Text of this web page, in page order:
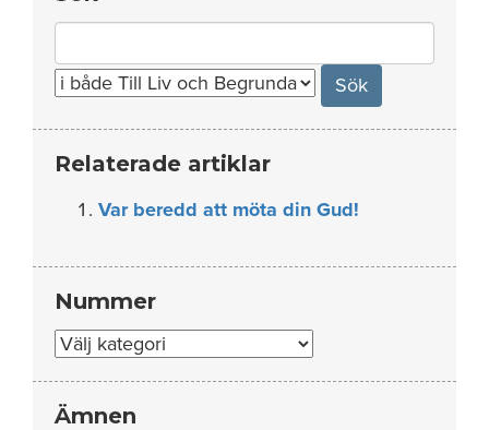
for:
Relaterade artiklar
Var beredd att möta din Gud!
Nummer
Nummer
Ämnen